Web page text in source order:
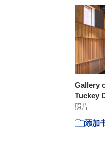
Gallery
Tuckey
照片
添加